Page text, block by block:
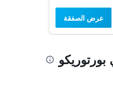
عرض الصفقة